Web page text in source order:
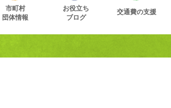
市町村
団体情報
お役立ち
ブログ
交通費の支援